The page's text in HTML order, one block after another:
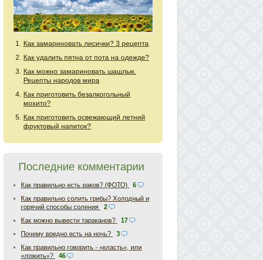
Как замариновать лисички? 3 рецепта
Как удалить пятна от пота на одежде?
Как можно замариновать шашлык.
Рецепты народов мира
Как приготовить безалкогольный
мохито?
Как приготовить освежающий летний
фруктовый напиток?
Последние комментарии
Как правильно есть раков? (ФОТО)
6
Как правильно солить грибы? Холодный и
горячий способы соления
2
Как можно вывести тараканов?
17
Почему вредно есть на ночь?
3
Как правильно говорить - «класть», или
«ложить»?
46